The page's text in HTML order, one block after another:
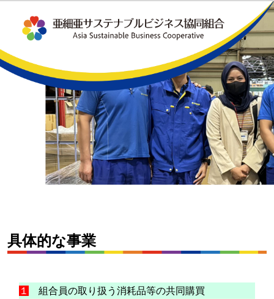
具体的な事業
１ 組合員の取り扱う消耗品等の共同購買